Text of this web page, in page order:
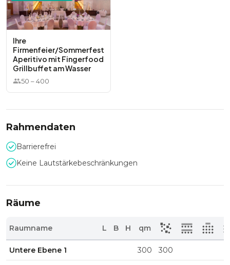
Ihre
Firmenfeier/Sommerfest
Aperitivo mit Fingerfood
Grillbuffet am Wasser
50 –400
Rahmendaten
Barrierefrei
Keine Lautstärkebeschränkungen
Räume
Raumname L B H qm
Untere Ebene 1 300 300